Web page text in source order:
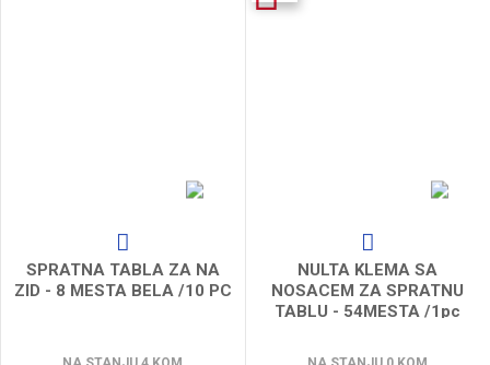
SPRATNA TABLA ZA NA
ZID - 8 MESTA BELA /10 PC
NULTA KLEMA SA
NOSACEM ZA SPRATNU
TABLU - 54MESTA /1pc